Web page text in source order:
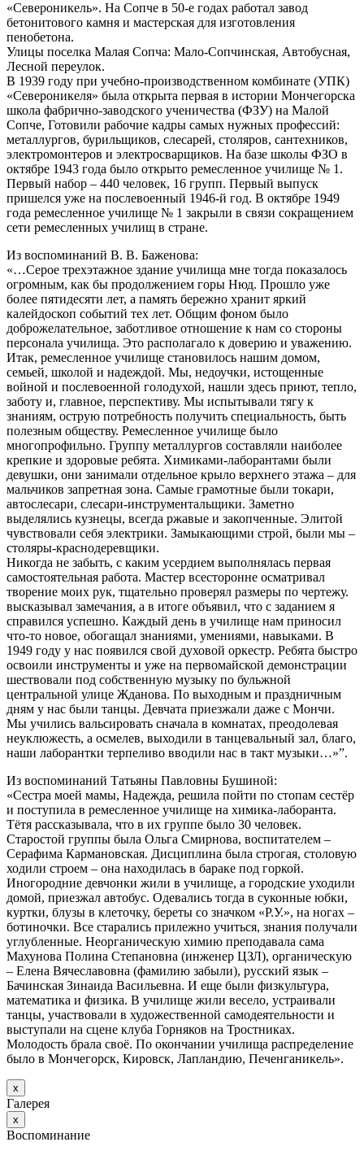
«Североникель». На Сопче в 50-е годах работал завод
бетонитового камня и мастерская для изготовления
пенобетона.
Улицы поселка Малая Сопча: Мало-Сопчинская, Автобусная,
Лесной переулок.
В 1939 году при учебно-производственном комбинате (УПК)
«Североникеля» была открыта первая в истории Мончегорска
школа фабрично-заводского ученичества (ФЗУ) на Малой
Сопче, Готовили рабочие кадры самых нужных профессий:
металлургов, бурильщиков, слесарей, столяров, сантехников,
электромонтеров и электросварщиков. На базе школы ФЗО в
октябре 1943 года было открыто ремесленное училище № 1.
Первый набор – 440 человек, 16 групп. Первый выпуск
пришелся уже на послевоенный 1946-й год. В октябре 1949
года ремесленное училище № 1 закрыли в связи сокращением
сети ремесленных училищ в стране.
Из воспоминаний В. В. Баженова:
«…Серое трехэтажное здание училища мне тогда показалось
огромным, как бы продолжением горы Нюд. Прошло уже
более пятидесяти лет, а память бережно хранит яркий
калейдоскоп событий тех лет. Общим фоном было
доброжелательное, заботливое отношение к нам со стороны
персонала училища. Это располагало к доверию и уважению.
Итак, ремесленное училище становилось нашим домом,
семьей, школой и надеждой. Мы, недоучки, истощенные
войной и послевоенной голодухой, нашли здесь приют, тепло,
заботу и, главное, перспективу. Мы испытывали тягу к
знаниям, острую потребность получить специальность, быть
полезным обществу. Ремесленное училище было
многопрофильно. Группу металлургов составляли наиболее
крепкие и здоровые ребята. Химиками-лаборантами были
девушки, они занимали отдельное крыло верхнего этажа – для
мальчиков запретная зона. Самые грамотные были токари,
автослесари, слесари-инструментальщики. Заметно
выделялись кузнецы, всегда ржавые и закопченные. Элитой
чувствовали себя электрики. Замыкающими строй, были мы –
столяры-краснодеревщики.
Никогда не забыть, с каким усердием выполнялась первая
самостоятельная работа. Мастер всесторонне осматривал
творение моих рук, тщательно проверял размеры по чертежу.
высказывал замечания, а в итоге объявил, что с заданием я
справился успешно. Каждый день в училище нам приносил
что-то новое, обогащал знаниями, умениями, навыками. В
1949 году у нас появился свой духовой оркестр. Ребята быстро
освоили инструменты и уже на первомайской демонстрации
шествовали под собственную музыку по бульжной
центральной улице Жданова. По выходным и праздничным
дням у нас были танцы. Девчата приезжали даже с Мончи.
Мы учились вальсировать сначала в комнатах, преодолевая
неуклюжесть, а осмелев, выходили в танцевальный зал, благо,
наши лаборантки терпеливо вводили нас в такт музыки…»”.
Из воспоминаний Татьяны Павловны Бушиной:
«Сестра моей мамы, Надежда, решила пойти по стопам сестёр
и поступила в ремесленное училище на химика-лаборанта.
Тётя рассказывала, что в их группе было 30 человек.
Старостой группы была Ольга Смирнова, воспитателем –
Серафима Кармановская. Дисциплина была строгая, столовую
ходили строем – она находилась в бараке под горкой.
Иногородние девчонки жили в училище, а городские уходили
домой, приезжал автобус. Одевались тогда в суконные юбки,
куртки, блузы в клеточку, береты со значком «Р.У.», на ногах –
ботиночки. Все старались прилежно учиться, знания получали
углубленные. Неорганическую химию преподавала сама
Махунова Полина Степановна (инженер ЦЗЛ), органическую
– Елена Вячеславовна (фамилию забыли), русский язык –
Бачинская Зинаида Васильевна. И еще были физкультура,
математика и физика. В училище жили весело, устраивали
танцы, участвовали в художественной самодеятельности и
выступали на сцене клуба Горняков на Тростниках.
Молодость брала своё. По окончании училища распределение
было в Мончегорск, Кировск, Лапландию, Печенганикель».
х
Галерея
х
Воспоминание